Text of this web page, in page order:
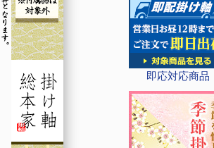
即応対応商品